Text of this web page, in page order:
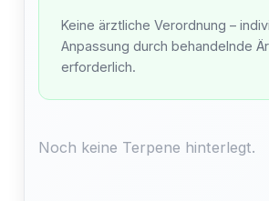
Keine ärztliche Verordnung –
Anpassung durch behandelnde
erforderlich.
Noch keine Terpene hinterlegt.